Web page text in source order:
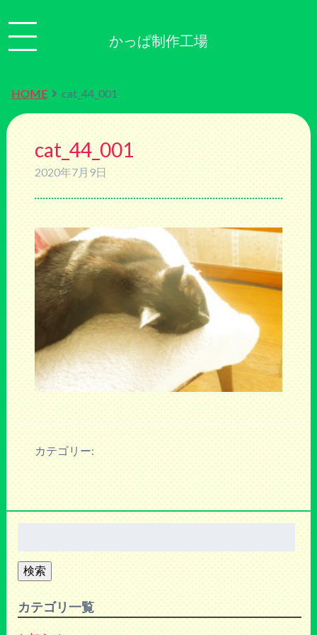
かっぱ制作工場
HOME cat_44_001
cat_44_001
2020年7月9日
カテゴリー:
検索
カテゴリ一覧